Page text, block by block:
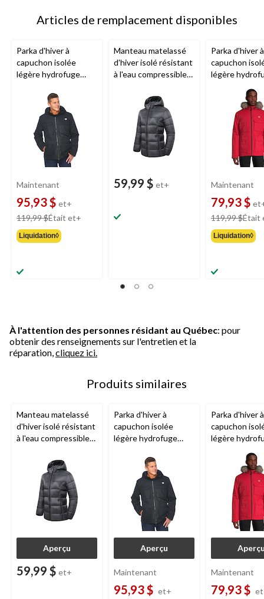
Articles de remplacement disponibles
Parka d'hiver à
capuchon isolée
légère hydrofuge
pour hommes, noir
Maintenant
95,93 $ et+
119,99 $Était et+
Liquidation◊
Manteau matelassé
d'hiver isolé résistant
à l'eau compressible
pour femmes, noir
59,99 $ et+
Parka d'hiver à
capuchon
légère
pour
Maintenant
79,93 $
119,99 $Était
Liquidation◊
À l'attention des personnes résidant au Québec: pour
obtenir des renseignements sur l'entretien et la
réparation, cliquez ici.
Produits similaires
Manteau matelassé
d'hiver isolé résistant
à l'eau compressible
pour femmes, noir
Aperçu
59,99 $ et+
Parka d'hiver à
capuchon isolée
légère hydrofuge
pour hommes, noir
Aperçu
Maintenant
95,93 $ et+
Parka d'hiver à
capuchon
légère
pour
Maintenant
79,93 $